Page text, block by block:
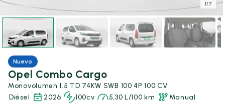
1/7
Nuevo
Opel Combo Cargo
Monovolumen 1.5 TD 74KW SWB 100 4P 100 CV
Diésel
2026 100cv 5,30 L/100 km Manual